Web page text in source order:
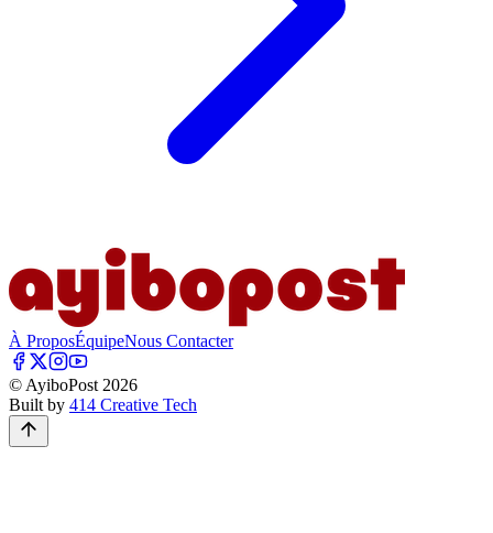
À ProposÉquipeNous Contacter
© AyiboPost 2026
Built by 414 Creative Tech